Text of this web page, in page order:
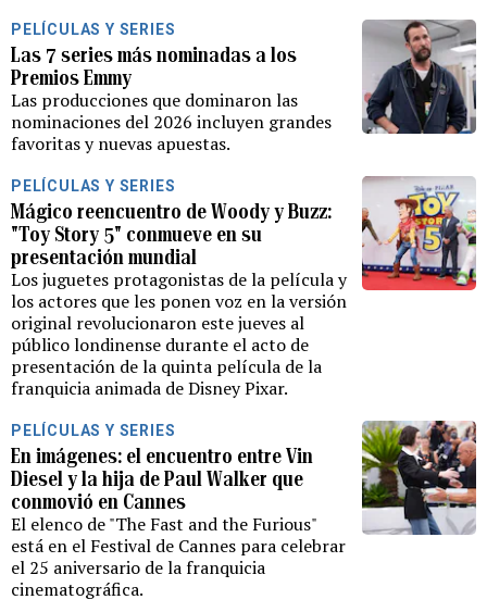
PELÍCULAS Y SERIES
Las 7 series más nominadas a los
Premios Emmy
Las producciones que dominaron las
nominaciones del 2026 incluyen grandes
favoritas y nuevas apuestas.
PELÍCULAS Y SERIES
Mágico reencuentro de Woody y Buzz:
"Toy Story 5" conmueve en su
presentación mundial
Los juguetes protagonistas de la película y
los actores que les ponen voz en la versión
original revolucionaron este jueves al
público londinense durante el acto de
presentación de la quinta película de la
franquicia animada de Disney Pixar.
PELÍCULAS Y SERIES
En imágenes: el encuentro entre Vin
Diesel y la hija de Paul Walker que
conmovió en Cannes
El elenco de "The Fast and the Furious"
está en el Festival de Cannes para celebrar
el 25 aniversario de la franquicia
cinematográfica.